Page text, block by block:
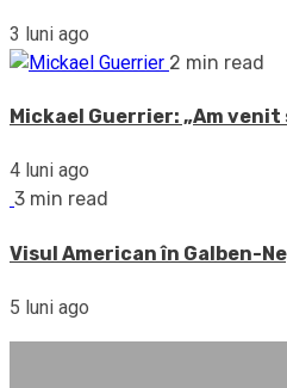
3 luni ago
2 min read
Mickael Guerrier: „Am
4 luni ago
3 min read
Visul American în Galben-
5 luni ago